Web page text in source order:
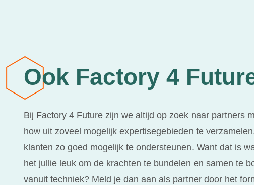
Ook Factory 4
Bij Factory 4 Future zijn we altijd op zoek naar partners
how uit zoveel mogelijk expertisegebieden te
klanten zo goed mogelijk te ondersteunen. Want dat is
het jullie leuk om de krachten te bundelen en samen te
vanuit techniek? Meld je dan aan als partner door het